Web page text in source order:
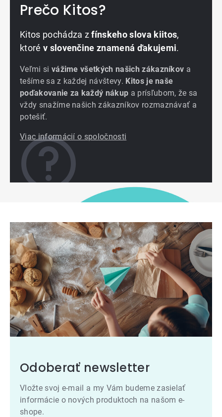
Prečo Kitos?
Kitos pochádza zfínskeho slova kiitos,
ktoré v slovenčine znamená ďakujemi.
Veľmi si vážime všetkých našich zákazníkov a
tešíme sa z každej návštevy. Kitos je naše
poďakovanie za každý nákup a prísľubom, že sa
vždy snažíme našich zákazníkov rozmaznávať a
potešiť.
Viac informácií o spoločnosti
Odoberať newsletter
Vložte svoj e-mail a my Vám budeme zasielať
informácie o nových produktoch na našom e-
shope.